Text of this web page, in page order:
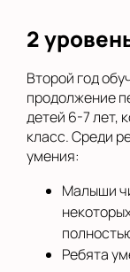
2
Второй год
продолжение
детей 6-7 лет,
класс. Среди
умения:
Малыши
Ребята